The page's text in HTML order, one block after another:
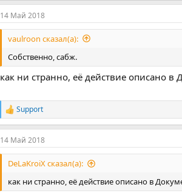
14 Май 2018
vaulroon сказал(а):
Собственно, сабж.
как ни странно, её действие описано в
Р
е
а
к
ц
и
Support
14 Май 2018
DeLaKroiX сказал(а):
как ни странно, её действие описано в